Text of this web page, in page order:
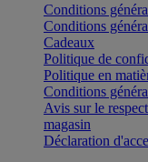
Conditions
Conditions
Cadeaux
Politique de
Politique en
Conditions
Avis sur le
magasin
Déclaration